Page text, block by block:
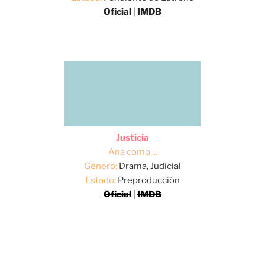
Oficial
IMDB
Justicia
Ana como ...
Género: Drama, Judicial
Estado: Preproducción
Oficial IMDB